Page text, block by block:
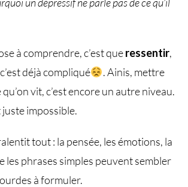
à comprendre, c’est queressentir,
déjà compliqué
. Ainis, mettre
vit, c’est encore un autre niveau.
juste impossible.
tout : la pensée, les émotions, la
les phrases simples peuvent sembler
à formuler.